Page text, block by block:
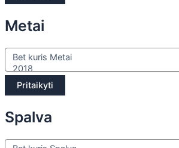
Metai
Pritaikyti
Spalva